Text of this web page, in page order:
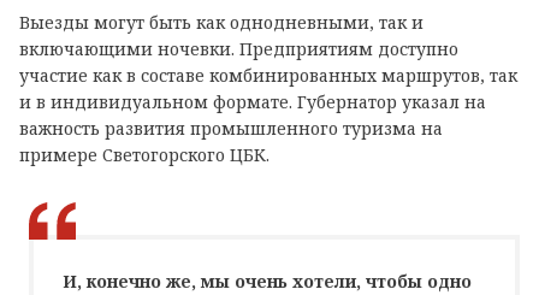
Выезды могут быть как однодневными, так и
включающими ночевки. Предприятиям доступно
участие как в составе комбинированных маршрутов, так
и в индивидуальном формате. Губернатор указал на
важность развития промышленного туризма на
примере Светогорского ЦБК.
И, конечно же, мы очень хотели, чтобы одно